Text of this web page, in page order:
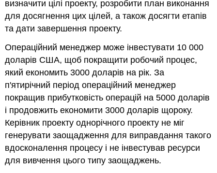
визначити цілі проекту, розробити план виконання
для досягнення цих цілей, а також досягти етапів
та дати завершення проекту.
Операційний менеджер може інвестувати 10 000
доларів США, щоб покращити робочий процес,
який економить 3000 доларів на рік. За
п'ятирічний період операційний менеджер
покращив прибутковість операцій на 5000 доларів
і продовжить економити 3000 доларів щороку.
Керівник проекту однорічного проекту не міг
генерувати заощадження для виправдання такого
вдосконалення процесу і не інвестував ресурси
для вивчення цього типу заощаджень.